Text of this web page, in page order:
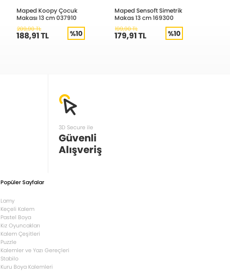
Maped Koopy Çocuk
Makası 13 cm 037910
209,90 TL
188,91 TL %10
Maped Sensoft Simetrik
Makas 13 cm 169300
199,90 TL
179,91 TL %10
3D Secure ile
Güvenli
Alışveriş
Popüler Sayfalar
Lamy
Keçeli Kalem
Pastel Boya
Kız Oyuncakları
Kalem Çeşitleri
Puzzle
Kalemler ve Yazı Gereçleri
Stabilo
Kuru Boya Kalemleri